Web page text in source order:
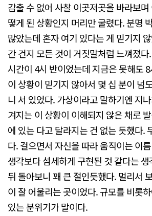
감출 수 없어 사찰 이곳저곳을 바라보
떻게 된 상황인지 머리만 굴렸다. 분명
많았는데 혼자 여기 있다는 게 믿기지
간 건지 모든 것이 거짓말처럼 느껴졌
시간이 4시 반이었는데 지금은 못해도
이 상황이 믿기지 않아서 몇 십 분이 넘
니 서 있었다. 가상이라고 말하기엔 지
겨지는 이 상황이 이해되지 않은 채로
에 있는 다고 달라지는 건 없는 듯했다.
다. 걸으면서 자신을 따라 움직이는 이
생각보다 섬세하게 구현된 것 같다는
뒤 돌아보니 꽤 큰 절인듯했다. 멀리서
이 잘 어울리는 곳이었다. 규모를 비롯
있는 분위기가 말이다.